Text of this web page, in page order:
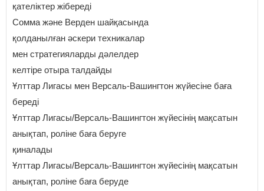
қателіктер жібереді
Сомма және Верден шайқасында
қолданылған әскери техникалар
мен стратегияларды дәлелдер
келтіре отыра талдайды
Ұлттар Лигасы мен Версаль-Вашингтон жүйесіне баға
береді
Ұлттар Лигасы/Версаль-Вашингтон жүйесінің мақсатын
анықтап, роліне баға беруге
қиналады
Ұлттар Лигасы/Версаль-Вашингтон жүйесінің мақсатын
анықтап, роліне баға беруде